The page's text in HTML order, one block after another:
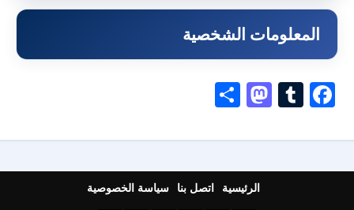
المعلومات الشخصية
Facebook
Tumblr
Mastodon
الرئيسية اتصل بنا سياسة الخصوصية